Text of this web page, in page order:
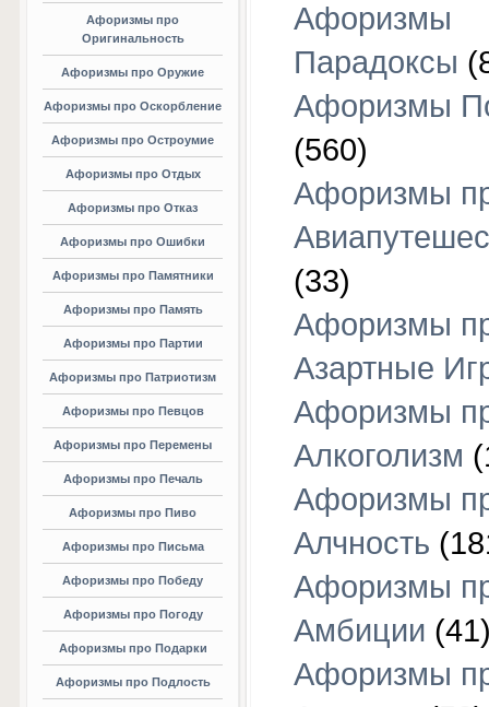
Афоризмы про
Оригинальность
Афоризмы про Оружие
Афоризмы про Оскорбление
Афоризмы про Остроумие
Афоризмы про Отдых
Афоризмы про Отказ
Афоризмы про Ошибки
Афоризмы про Памятники
Афоризмы про Память
Афоризмы про Партии
Афоризмы про Патриотизм
Афоризмы про Певцов
Афоризмы про Перемены
Афоризмы про Печаль
Афоризмы про Пиво
Афоризмы про Письма
Афоризмы про Победу
Афоризмы про Погоду
Афоризмы про Подарки
Афоризмы про Подлость
Афоризмы
Парадоксы
Афоризмы
(560)
Афоризмы
(33)
Афоризмы
Азартные
Афоризмы
Алкоголизм
Афоризмы
Алчность
Афоризмы
Амбиции
Афоризмы